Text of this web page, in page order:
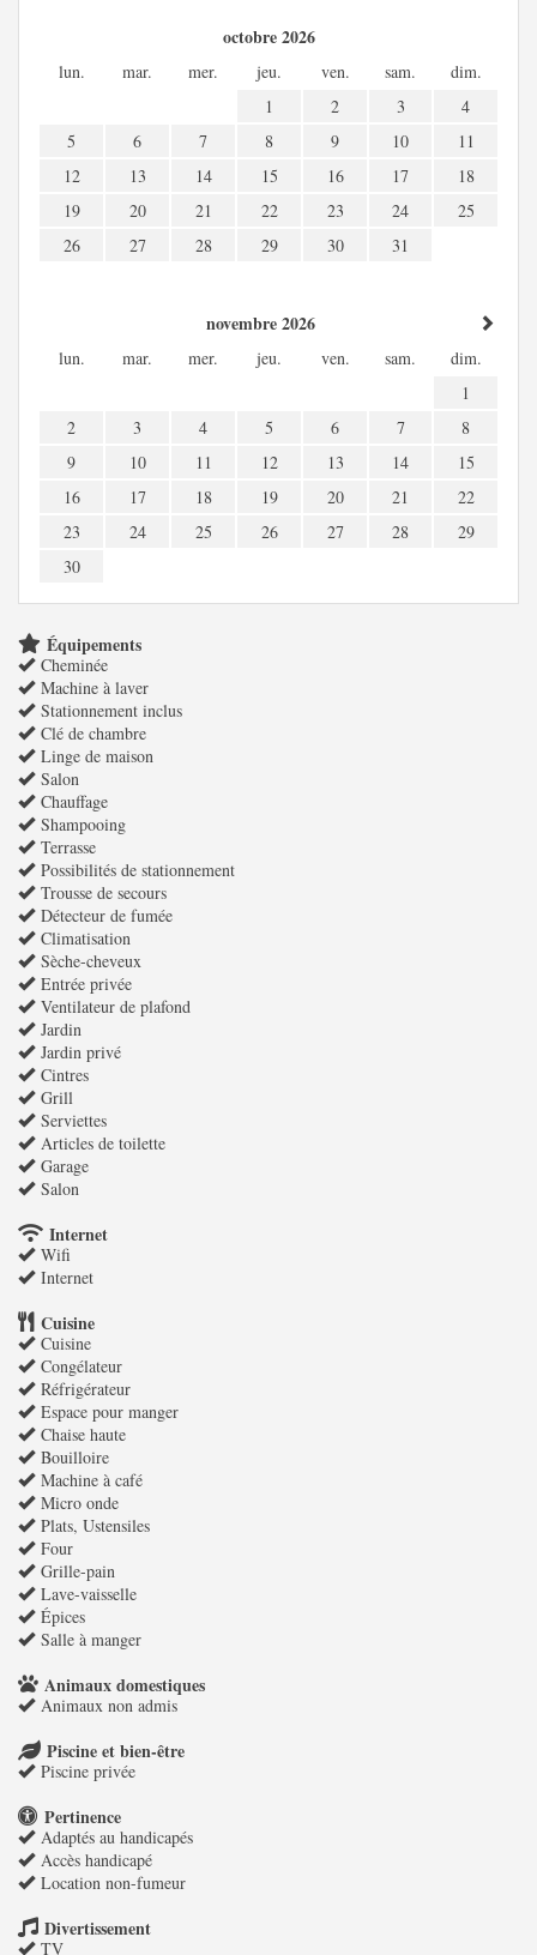
octobre 2026
lun. mar. mer. jeu. ven. sam.
dim.
1
2 3
4
5
6 7 8 9 10
11
12
13 14 15 16 17
18
19
20 21 22 23 24
25
26
27 28 29 30 31
novembre 2026
lun. mar. mer. jeu. ven. sam.
dim.
1
2
3 4 5 6 7
8
9
10 11 12 13 14
15
16
17 18 19 20 21
22
23
24 25 26 27 28
29
30
Équipements
Cheminée
Machine à laver
Stationnement inclus
Clé de chambre
Linge de maison
Salon
Chauffage
Shampooing
Terrasse
Possibilités de stationnement
Trousse de secours
Détecteur de fumée
Climatisation
Sèche-cheveux
Entrée privée
Ventilateur de plafond
Jardin
Jardin privé
Cintres
Grill
Serviettes
Articles de toilette
Garage
Salon
Internet
Wifi
Internet
Cuisine
Cuisine
Congélateur
Réfrigérateur
Espace pour manger
Chaise haute
Bouilloire
Machine à café
Micro onde
Plats, Ustensiles
Four
Grille-pain
Lave-vaisselle
Épices
Salle à manger
Animaux domestiques
Animaux non admis
Piscine et bien-être
Piscine privée
Pertinence
Adaptés au handicapés
Accès handicapé
Location non-fumeur
Divertissement
TV